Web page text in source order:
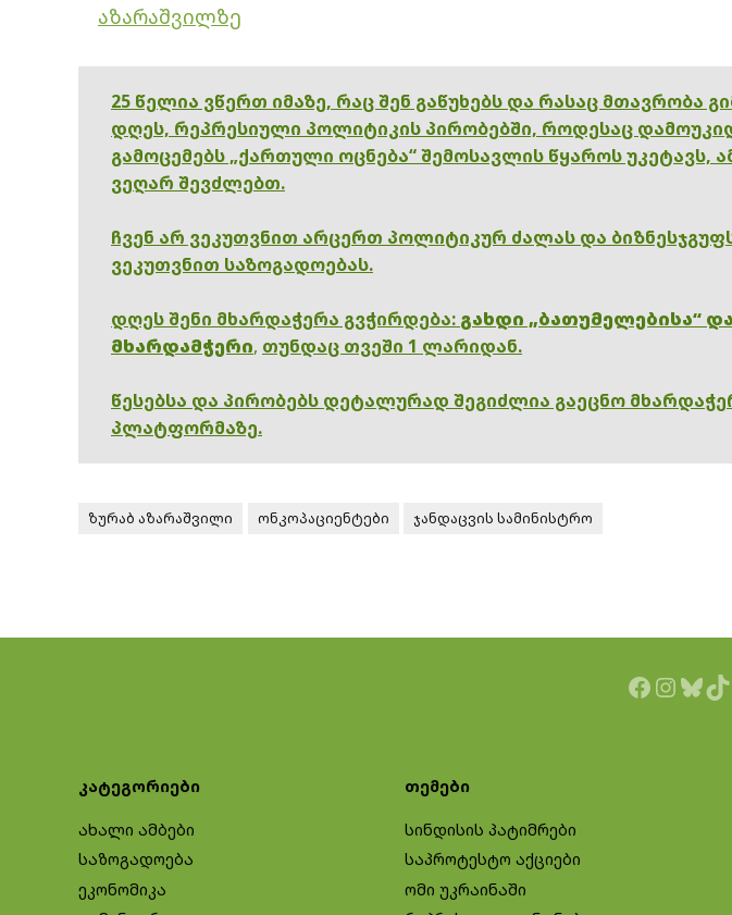
აზარაშვილზე
25 წელია ვწერთ იმაზე, რაც შენ გაწუხებს და რასაც მთავრობა
დღეს, რეპრესიული პოლიტიკის პირობებში, როდესაც
გამოცემებს „ქართული ოცნება“ შემოსავლის წყაროს უკეტავს,
ვეღარ შევძლებთ.
ჩვენ არ ვეკუთვნით არცერთ პოლიტიკურ ძალას და
ვეკუთვნით საზოგადოებას.
დღეს შენი მხარდაჭერა გვჭირდება: გახდი „ბათუმელებისა“
მხარდამჭერი, თუნდაც თვეში 1 ლარიდან.
წესებსა და პირობებს დეტალურად შეგიძლია გაეცნო
პლატფორმაზე.
ზურაბ აზარაშვილი ონკოპაციენტები ჯანდაცვის სამინისტრო
კატეგორიები
ახალი ამბები
საზოგადოება
ეკონომიკა
თემები
სინდისის პატიმრები
საპროტესტო აქციები
ომი უკრაინაში